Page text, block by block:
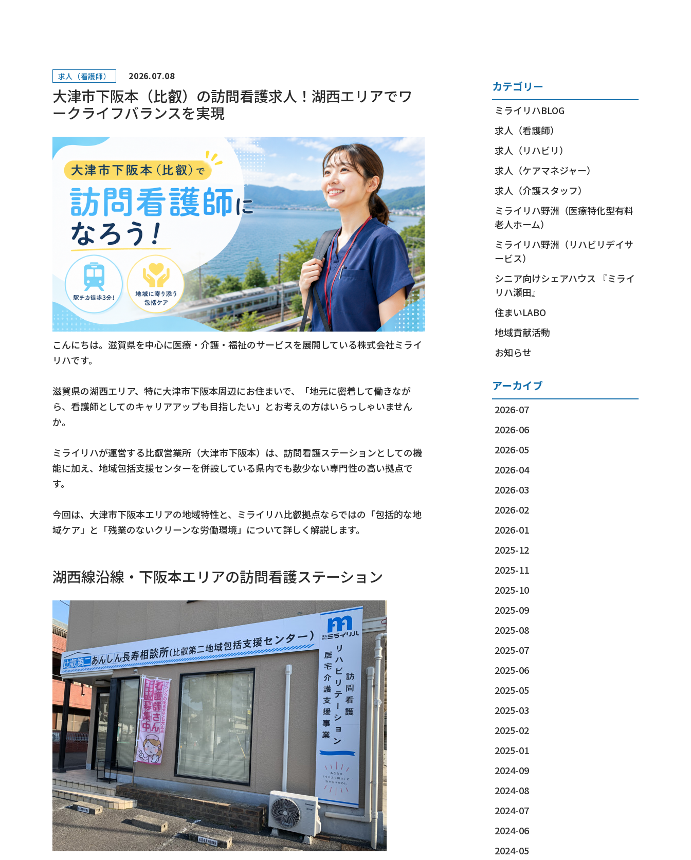
求人（看護師） 2026.07.08
大津市下阪本（比叡）の訪問看護求人！湖西エリアでワ
ークライフバランスを実現
こんにちは。滋賀県を中心に医療・介護・福祉のサービスを展開している株式会社ミライ
リハです。
滋賀県の湖西エリア、特に大津市下阪本周辺にお住まいで、「地元に密着して働きなが
ら、看護師としてのキャリアアップも目指したい」とお考えの方はいらっしゃいません
か。
ミライリハが運営する比叡営業所（大津市下阪本）は、訪問看護ステーションとしての機
能に加え、地域包括支援センターを併設している県内でも数少ない専門性の高い拠点で
す。
今回は、大津市下阪本エリアの地域特性と、ミライリハ比叡拠点ならではの「包括的な地
域ケア」と「残業のないクリーンな労働環境」について詳しく解説します。
湖西線沿線・下阪本エリアの訪問看護ステーション
カテゴリー
ミライリハBLOG
求人（看護師）
求人（リハビリ）
求人（ケアマネジャー）
求人（介護スタッフ）
ミライリハ野洲（医療特化型有料
老人ホーム）
ミライリハ野洲（リハビリデイサ
ービス）
シニア向けシェアハウス 『ミライ
リハ瀬田』
住まいLABO
地域貢献活動
お知らせ
アーカイブ
2026-07
2026-06
2026-05
2026-04
2026-03
2026-02
2026-01
2025-12
2025-11
2025-10
2025-09
2025-08
2025-07
2025-06
2025-05
2025-03
2025-02
2025-01
2024-09
2024-08
2024-07
2024-06
2024-05